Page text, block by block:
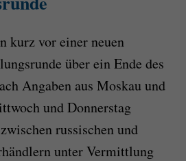
kurz vor einer neuen
über ein Ende des
Angaben aus Moskau und
und Donnerstag
russischen und
unter Vermittlung